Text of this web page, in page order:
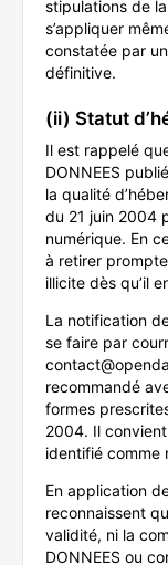
stipulations de
s’appliquer
constatée par
définitive.
(ii) Statut
Il est rappelé
DONNEES
la qualité
du 21 juin 2004
numérique. En
à retirer
illicite dès qu’il
La notification
se faire par
recommandé
formes
2004. Il
identifié comme
En application
reconnaissent
validité, ni la
DONNEES ou